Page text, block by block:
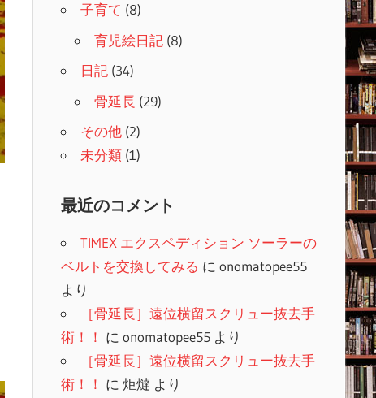
子育て (8)
育児絵日記(8)
日記(34)
骨延長(29)
その他(2)
未分類(1)
最近のコメント
TIMEX エクスペディション ソーラーの
ベルトを交換してみる に onomatopee55
より
［骨延長］遠位横留スクリュー抜去手
術！！ に onomatopee55より
［骨延長］遠位横留スクリュー抜去手
術！！ に 炬燵 より